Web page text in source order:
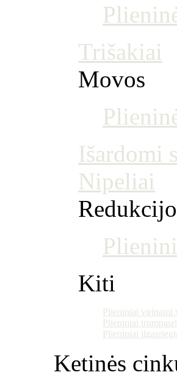
Trišakiai
Movos
Išardomi
Nipeliai
Kiti
Plieniniai virinami
Plieniniai
Plieniniai
Ketinės